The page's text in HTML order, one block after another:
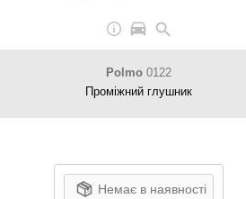
Polmo0122
Проміжний глушник
Немає в наявності